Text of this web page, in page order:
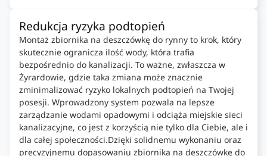
Redukcja ryzyka podtopień
Montaż zbiornika na deszczówkę do rynny to krok, który
skutecznie ogranicza ilość wody, która trafia
bezpośrednio do kanalizacji. To ważne, zwłaszcza w
Żyrardowie, gdzie taka zmiana może znacznie
zminimalizować ryzyko lokalnych podtopień na Twojej
posesji. Wprowadzony system pozwala na lepsze
zarządzanie wodami opadowymi i odciąża miejskie sieci
kanalizacyjne, co jest z korzyścią nie tylko dla Ciebie, ale i
dla całej społeczności.Dzięki solidnemu wykonaniu oraz
precyzyjnemu dopasowaniu zbiornika na deszczówkę do